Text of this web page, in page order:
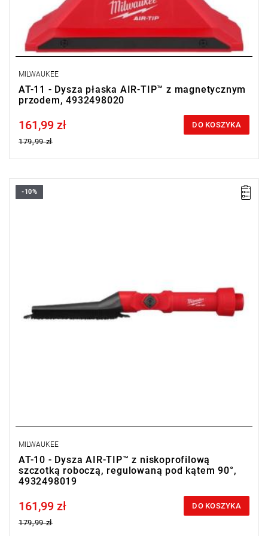
MILWAUKEE
AT-11 - Dysza płaska AIR-TIP™ z magnetycznym
przodem, 4932498020
Price tax included
161,99 zł
179,99 zł
DO KOSZYKA
-10%
MILWAUKEE
AT-10 - Dysza AIR-TIP™ z niskoprofilową
szczotką roboczą, regulowaną pod kątem 90°,
4932498019
Price tax included
161,99 zł
179,99 zł
DO KOSZYKA